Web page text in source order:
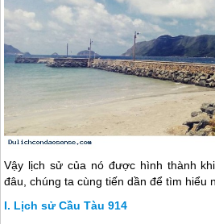
Vậy lịch sử của nó được hình thành
đâu, chúng ta cùng tiến dần để tìm hiểu
Lịch sử Cầu Tàu 914